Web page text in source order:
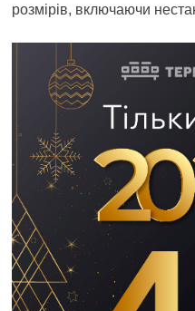
розмірів, включаючи